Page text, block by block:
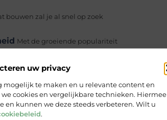
uw privacy
mogelijk te maken en u relevante content en
cookies en vergelijkbare technieken. Hiermee
kunnen we deze steeds verbeteren. Wilt u
bouwen zal je al snel op zoek
Met de groeiende populariteit
te leven, overwegen steeds
kunnen in veel verschillende
jij de muren in je woonkamer van